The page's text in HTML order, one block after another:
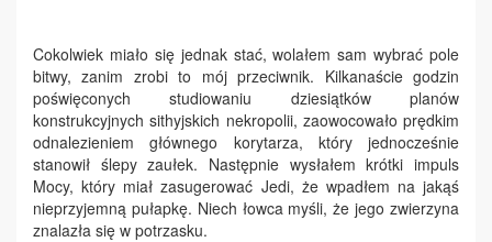
Cokolwiek miało się jednak stać, wolałem sam wybrać pole
bitwy, zanim zrobi to mój przeciwnik. Kilkanaście godzin
poświęconych studiowaniu dziesiątków planów
konstrukcyjnych sithyjskich nekropolii, zaowocowało prędkim
odnalezieniem głównego korytarza, który jednocześnie
stanowił ślepy zaułek. Następnie wysłałem krótki impuls
Mocy, który miał zasugerować Jedi, że wpadłem na jakąś
nieprzyjemną pułapkę. Niech łowca myśli, że jego zwierzyna
znalazła się w potrzasku.